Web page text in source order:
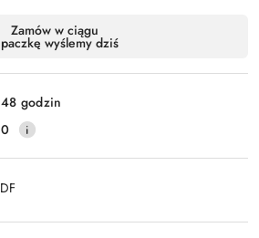
Wyślij
Zamów w ciągu
wyślemy dziś
48 godzin
0